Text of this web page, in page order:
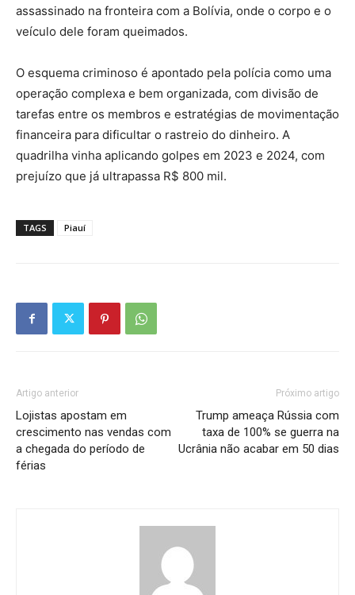
assassinado na fronteira com a Bolívia, onde o corpo e o
veículo dele foram queimados.
O esquema criminoso é apontado pela polícia como uma
operação complexa e bem organizada, com divisão de
tarefas entre os membros e estratégias de movimentação
financeira para dificultar o rastreio do dinheiro. A
quadrilha vinha aplicando golpes em 2023 e 2024, com
prejuízo que já ultrapassa R$ 800 mil.
TAGS Piauí
Artigo anterior
Lojistas apostam em
crescimento nas vendas com
a chegada do período de
férias
Próximo artigo
Trump ameaça Rússia com
taxa de 100% se guerra na
Ucrânia não acabar em 50 dias